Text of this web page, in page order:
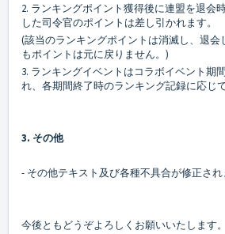
2. ランキングポイント獲得後に連盟を退会
した司令官のポイントは差し引かれます。
(該当のランキングポイントは消滅し、退会
もポイントは元に戻りません。)
3. ランキングイベントはコラボイベント期
れ、各期間終了時のランキング記録に応じ
3. その他
- その他テキスト及び各種不具合が修正され
今後ともどうぞよろしくお願いいたします。